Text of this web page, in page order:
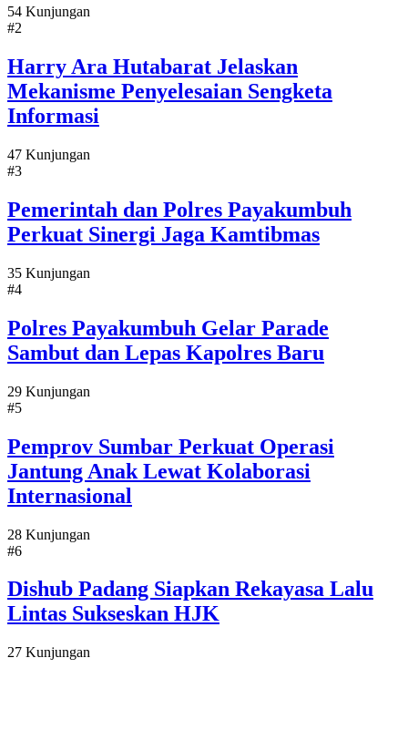
54 Kunjungan
#2
Harry Ara Hutabarat Jelaskan
Mekanisme Penyelesaian Sengketa
Informasi
47 Kunjungan
#3
Pemerintah dan Polres Payakumbuh
Perkuat Sinergi Jaga Kamtibmas
35 Kunjungan
#4
Polres Payakumbuh Gelar Parade
Sambut dan Lepas Kapolres Baru
29 Kunjungan
#5
Pemprov Sumbar Perkuat Operasi
Jantung Anak Lewat Kolaborasi
Internasional
28 Kunjungan
#6
Dishub Padang Siapkan Rekayasa Lalu
Lintas Sukseskan HJK
27 Kunjungan